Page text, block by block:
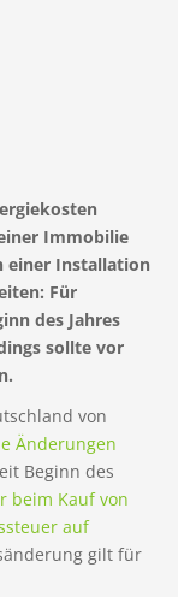
Immobilie
einer Installation
Für
des Jahres
sollte vor
von
Änderungen
Beginn des
beim Kauf von
auf
gilt für